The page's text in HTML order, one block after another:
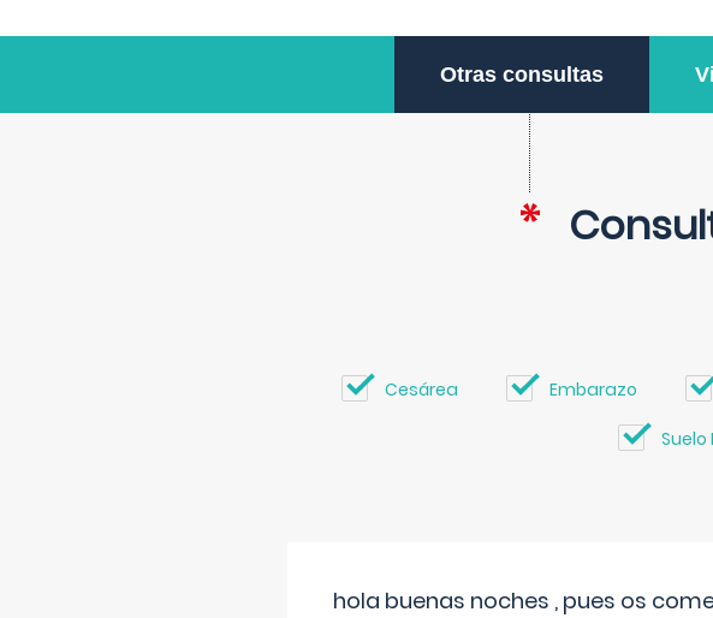
Otras consultas
Cesárea Embarazo
Suelo
hola buenas noches , pues os